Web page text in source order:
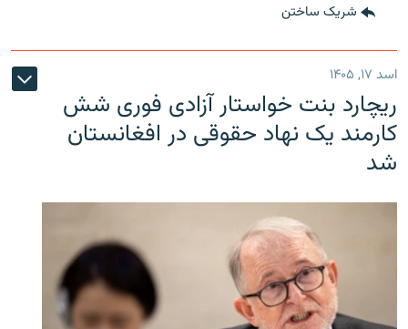
شریک ساختن
اسد ۱۷, ۱۴۰۵
ریچارد بنت خواستار آزادی فوری شش
کارمند یک نهاد حقوقی در افغانستان
شد